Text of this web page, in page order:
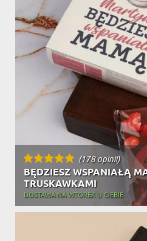
(178 opinii)
BĘDZIESZ WSPANIAŁĄ
TRUSKAWKAMI
DOSTAWA NA WTOREK U CIEBIE